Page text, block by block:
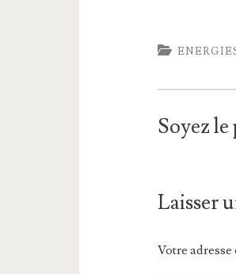
Soyez
Laisser
Votre adresse